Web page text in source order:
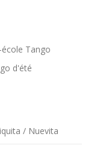
Tango
d'été
/ Nuevita